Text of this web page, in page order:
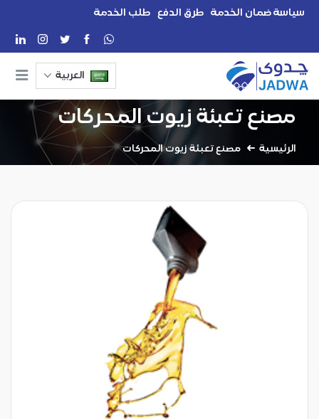
سياسة ضمان الخدمة طرق الدفع طلب الخدمة
العربية
مصنع تعبئة زيوت المحركات
الرئيسية مصنع تعبئة زيوت المحركات